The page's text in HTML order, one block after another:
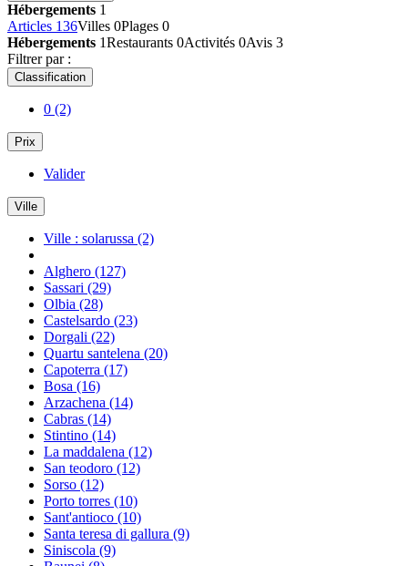
Hébergements 1
Articles 136Villes 0Plages 0
Hébergements 1Restaurants 0Activités 0Avis 3
Filtrer par :
Classification
0 (2)
Prix
Valider
Ville
Ville : solarussa (2)
Alghero (127)
Sassari (29)
Olbia (28)
Castelsardo (23)
Dorgali (22)
Quartu santelena (20)
Capoterra (17)
Bosa (16)
Arzachena (14)
Cabras (14)
Stintino (14)
La maddalena (12)
San teodoro (12)
Sorso (12)
Porto torres (10)
Sant'antioco (10)
Santa teresa di gallura (9)
Siniscola (9)